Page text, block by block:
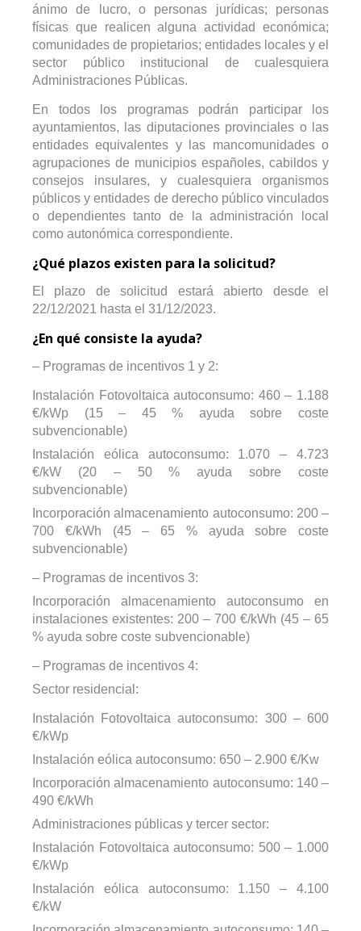
ánimo de lucro, o personas jurídicas; personas
físicas que realicen alguna actividad económica;
comunidades de propietarios; entidades locales y el
sector público institucional de cualesquiera
Administraciones Públicas.
En todos los programas podrán participar los
ayuntamientos, las diputaciones provinciales o las
entidades equivalentes y las mancomunidades o
agrupaciones de municipios españoles, cabildos y
consejos insulares, y cualesquiera organismos
públicos y entidades de derecho público vinculados
o dependientes tanto de la administración local
como autonómica correspondiente.
¿Qué plazos existen para la solicitud?
El plazo de solicitud estará abierto desde el
22/12/2021 hasta el 31/12/2023.
¿En qué consiste la ayuda?
– Programas de incentivos 1 y 2:
Instalación Fotovoltaica autoconsumo: 460 – 1.188
€/kWp (15 – 45 % ayuda sobre coste
subvencionable)
Instalación eólica autoconsumo: 1.070 – 4.723
€/kW (20 – 50 % ayuda sobre coste
subvencionable)
Incorporación almacenamiento autoconsumo: 200 –
700 €/kWh (45 – 65 % ayuda sobre coste
subvencionable)
– Programas de incentivos 3:
Incorporación almacenamiento autoconsumo en
instalaciones existentes: 200 – 700 €/kWh (45 – 65
% ayuda sobre coste subvencionable)
– Programas de incentivos 4:
Sector residencial:
Instalación Fotovoltaica autoconsumo: 300 – 600
€/kWp
Instalación eólica autoconsumo: 650 – 2.900 €/Kw
Incorporación almacenamiento autoconsumo: 140 –
490 €/kWh
Administraciones públicas y tercer sector:
Instalación Fotovoltaica autoconsumo: 500 – 1.000
€/kWp
Instalación eólica autoconsumo: 1.150 – 4.100
€/kW